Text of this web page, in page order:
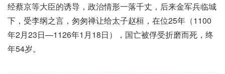
经蔡京等大臣的诱导，政治情形一落千丈，后来金军兵临城
下，受李纲之言，匆匆禅让给太子赵桓，在位25年（1100
年2月23日—1126年1月18日），国亡被俘受折磨而死，终
年54岁。